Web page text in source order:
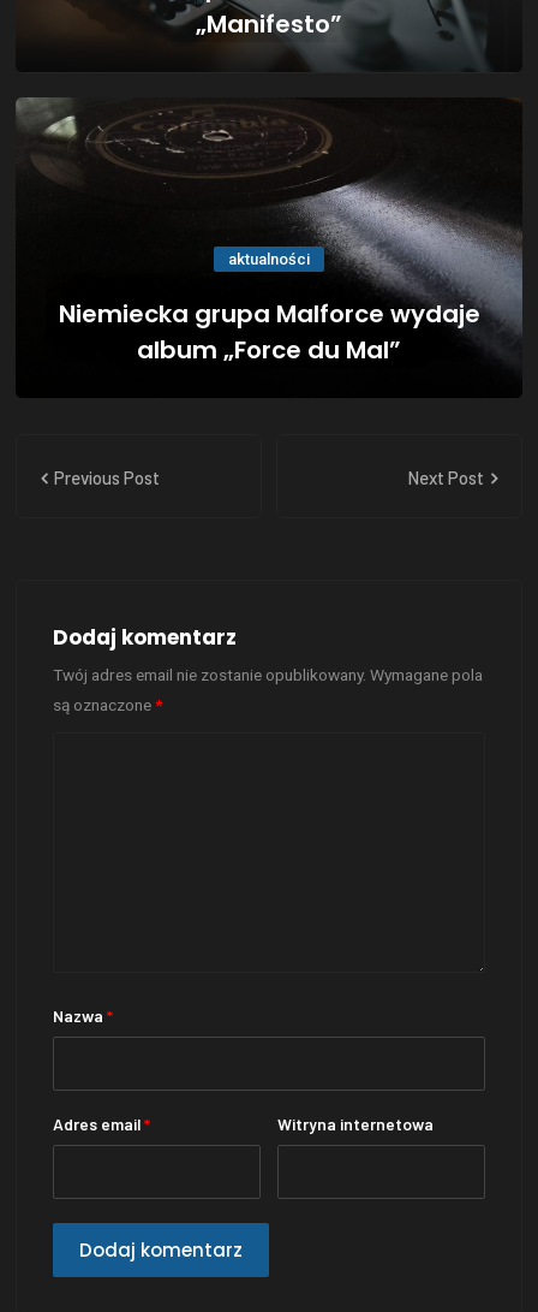
„Manifesto”
aktualności
Niemiecka grupa Malforce wydaje
album „Force du Mal”
Previous Post Next Post
Dodaj komentarz
Twój adres email nie zostanie opublikowany. Wymagane pola
są oznaczone*
Nazwa*
Adres email* Witryna internetowa